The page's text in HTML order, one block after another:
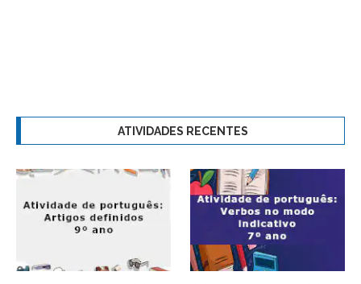
ATIVIDADES RECENTES